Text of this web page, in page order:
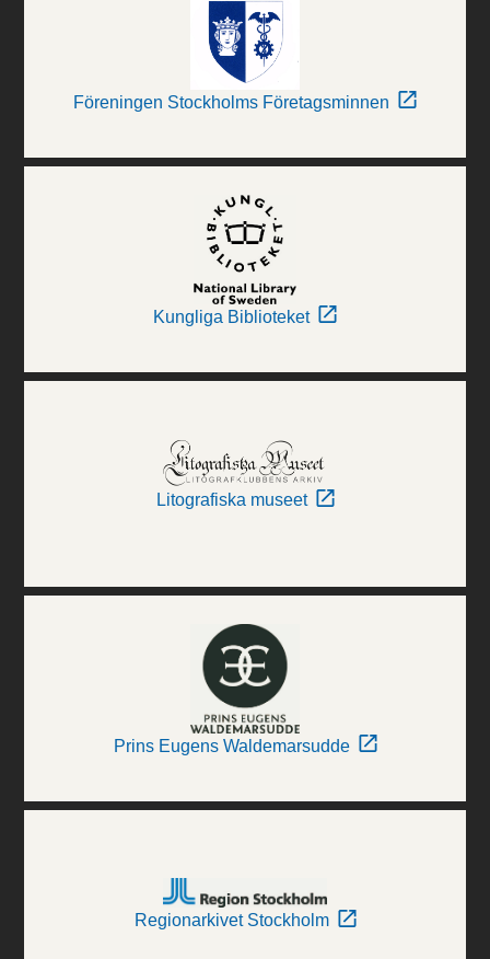
Föreningen Stockholms Företagsminnen
Kungliga Biblioteket
Litografiska museet
Prins Eugens Waldemarsudde
Regionarkivet Stockholm